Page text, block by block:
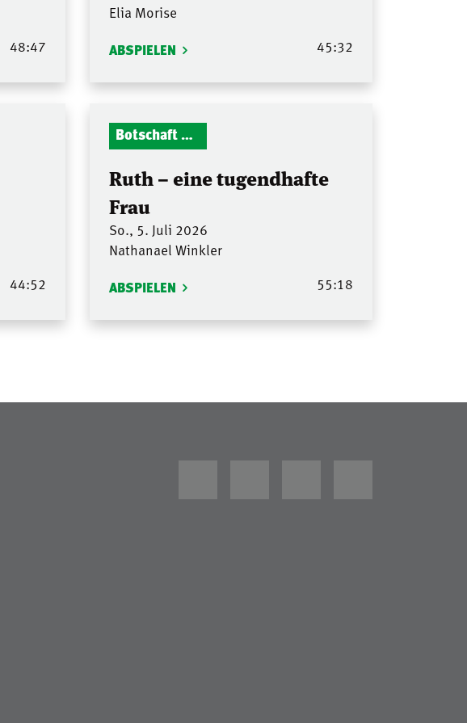
48:47
Elia Morise
ABSPIELEN 45:32
44:52
Botschaft Zionshalle
Ruth – eine tugendhafte
Frau
So., 5. Juli 2026
Nathanael Winkler
ABSPIELEN 55:18